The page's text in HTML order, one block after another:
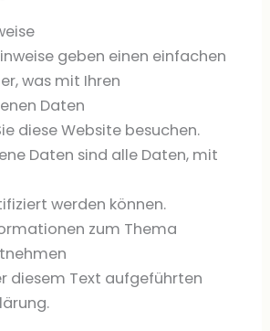
geben einen einfachen
was mit Ihren
Daten
diese Website besuchen.
Daten sind alle Daten, mit
werden können.
zum Thema
diesem Text aufgeführten